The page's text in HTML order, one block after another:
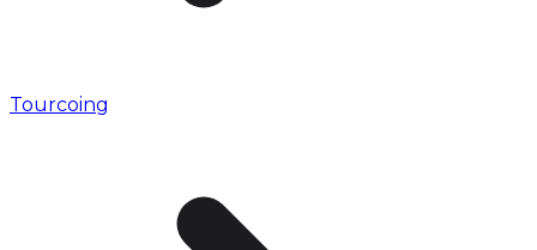
Tourcoing